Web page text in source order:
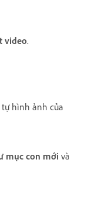
video.
hình ảnh của
mục con mới và